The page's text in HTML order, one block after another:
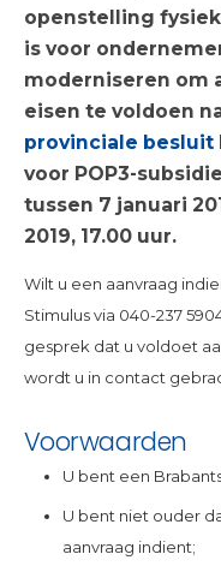
openstelling
is voor
moderniseren om
eisen te voldoen
provinciale besluit
voor POP3-
tussen 7 januari
2019, 17.00 uur.
Wilt u een aanvraag
Stimulus via 040-237
gesprek dat u voldoet
wordt u in contact
Voorwaarden
U bent een
U bent niet ouder
aanvraag indient;